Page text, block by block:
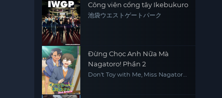
Công viên cổng tây Ikebukuro
池袋ウエストゲートパーク
Đừng Chọc Anh Nữa Mà
Nagatoro! Phần 2
Don't Toy with Me, Miss Nagatoro